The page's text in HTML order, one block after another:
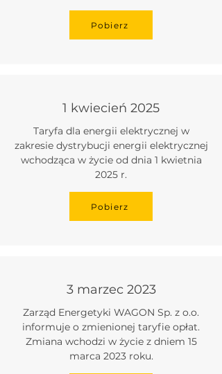
Pobierz
1 kwiecień 2025
Taryfa dla energii elektrycznej w
zakresie dystrybucji energii elektrycznej
wchodząca w życie od dnia 1 kwietnia
2025 r.
Pobierz
3 marzec 2023
Zarząd Energetyki WAGON Sp. z o.o.
informuje o zmienionej taryfie opłat.
Zmiana wchodzi w życie z dniem 15
marca 2023 roku.